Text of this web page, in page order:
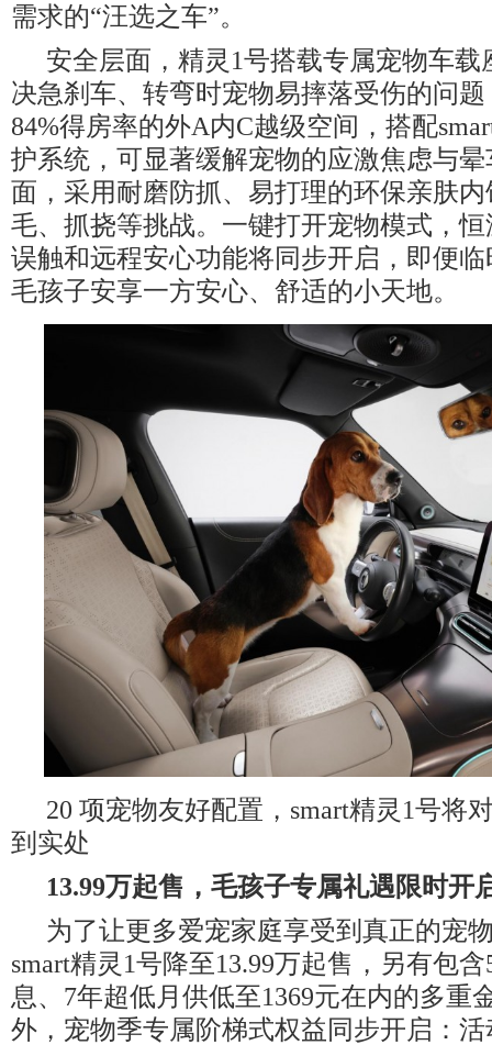
需求的“汪选之车”。
安全层面，精灵1号搭载专属宠物车载
决急刹车、转弯时宠物易摔落受伤的问
84%得房率的外A内C越级空间，搭配
护系统，可显著缓解宠物的应激焦虑与
面，采用耐磨防抓、易打理的环保亲肤
毛、抓挠等挑战。一键打开宠物模式，
误触和远程安心功能将同步开启，即便
毛孩子安享一方安心、舒适的小天地。
20 项宠物友好配置，smart精灵1号将
到实处
13.99万起售，毛孩子专属礼遇限时开
为了让更多爱宠家庭享受到真正的宠
smart精灵1号降至13.99万起售，另有包
息、7年超低月供低至1369元在内的多重
外，宠物季专属阶梯式权益同步开启：活